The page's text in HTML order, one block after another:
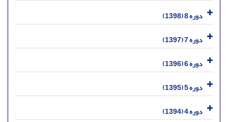
دوره 8 (1398)
دوره 7 (1397)
دوره 6 (1396)
دوره 5 (1395)
دوره 4 (1394)